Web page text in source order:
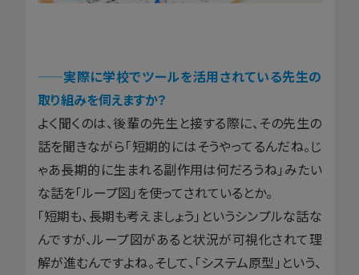
——実際に学校でツールを活用されている先生の
取り組みを伺えますか？
よく聞くのは、後輩の先生と接する際に、その先生の
話を聞きながら「短期的にはそうやってるんだね。じ
ゃあ長期的に生まれる副作用は何だろうね」みたい
な話を「ループ図」を使ってされているとか。
「短期も、長期も考えましょう」というシンプルな話な
んですが、ループ図があると状況が可視化されて理
解が進むんですよね。そして、「システム原型」という、